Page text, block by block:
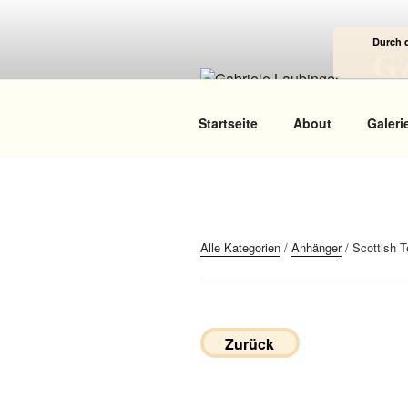
Startseite About
Alle Kategorien / Anhänger/ Scottish
Zurück
Durch